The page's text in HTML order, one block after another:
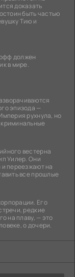
доказать
быть частью
Тию и
должен
в мире.
эпизода —
рухнула, но
вестерна
Уилер. Они
и переезжают на
все прошлые
Его
редкие
на плаву, — это
о дочери.